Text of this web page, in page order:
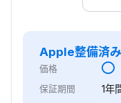
Apple整備済
価格
保証期間
1年